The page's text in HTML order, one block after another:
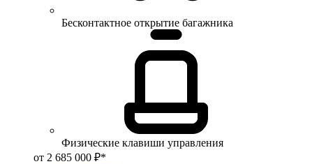
Бесконтактное открытие багажника
Физические клавиши управления
от 2 685 000 ₽*